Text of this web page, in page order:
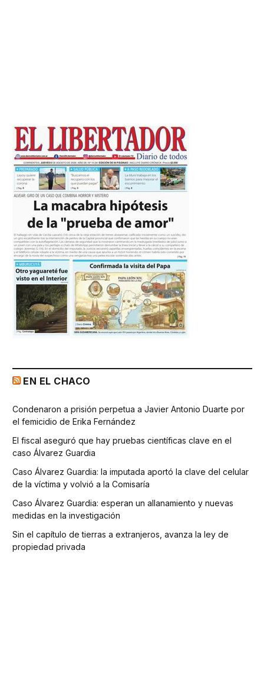
EN EL CHACO
Condenaron a prisión perpetua a Javier Antonio Duarte por
el femicidio de Erika Fernández
El fiscal aseguró que hay pruebas científicas clave en el
caso Álvarez Guardia
Caso Álvarez Guardia: la imputada aportó la clave del celular
de la víctima y volvió a la Comisaría
Caso Álvarez Guardia: esperan un allanamiento y nuevas
medidas en la investigación
Sin el capítulo de tierras a extranjeros, avanza la ley de
propiedad privada